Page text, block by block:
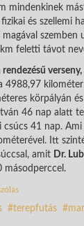
mindenkinek
és szellemi
szemben
feletti távot
4988,97
körpályán
46 nap alatt
csúcs 41 nap.
Itt
amit Dr.
másodperccel.
terepfutás